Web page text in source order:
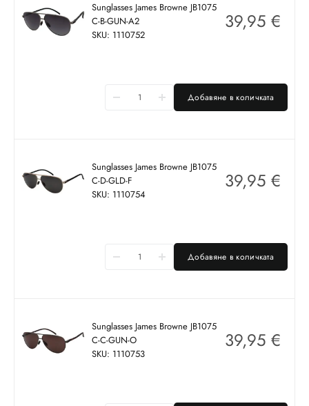
Sunglasses James Browne JB1075
C-B-GUN-A2
SKU: 1110752
39,95 €
Добавяне в количката
Sunglasses James Browne JB1075
C-D-GLD-F
SKU: 1110754
39,95 €
Добавяне в количката
Sunglasses James Browne JB1075
C-C-GUN-O
SKU: 1110753
39,95 €